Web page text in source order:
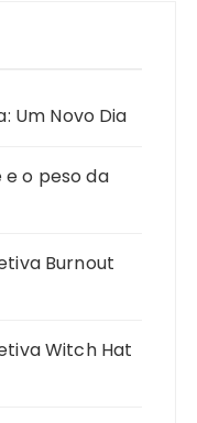
Um Novo Dia
o peso da
Burnout
Witch Hat